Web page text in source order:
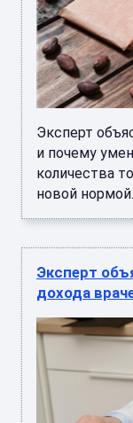
Эксперт
и почему
количества
новой нормой.
Эксперт
дохода